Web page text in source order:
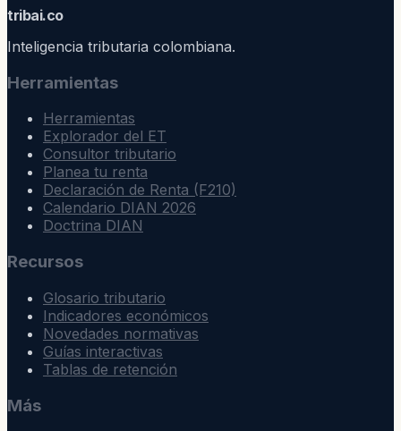
tribai.co
Inteligencia tributaria colombiana.
Herramientas
Herramientas
Explorador del ET
Consultor tributario
Planea tu renta
Declaración de Renta (F210)
Calendario DIAN 2026
Doctrina DIAN
Recursos
Glosario tributario
Indicadores económicos
Novedades normativas
Guías interactivas
Tablas de retención
Más